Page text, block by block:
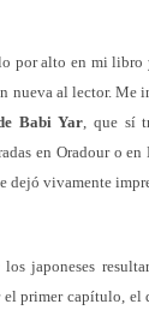
por alto en mi libro
nueva al lector. Me
Babi Yar, que sí
en Oradour o
dejó vivamente
japoneses
el primer capítulo, el